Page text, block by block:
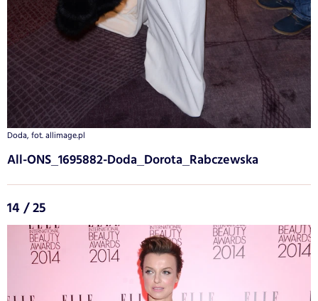
Doda, fot. allimage.pl
All-ONS_1695882-Doda_Dorota_Rabczewska
14 / 25